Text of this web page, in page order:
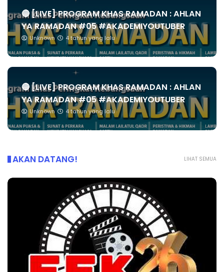
🔴 [LIVE] PROGRAM KHAS RAMADAN : AHLAN
YA RAMADAN #05 #AKADEMIYOUTUBER
Unknown 4 tahun yang lalu
🔴 [LIVE] PROGRAM KHAS RAMADAN : AHLAN
YA RAMADAN #05 #AKADEMIYOUTUBER
Unknown 4 tahun yang lalu
LIHAT SEMUA
AKAN DATANG!